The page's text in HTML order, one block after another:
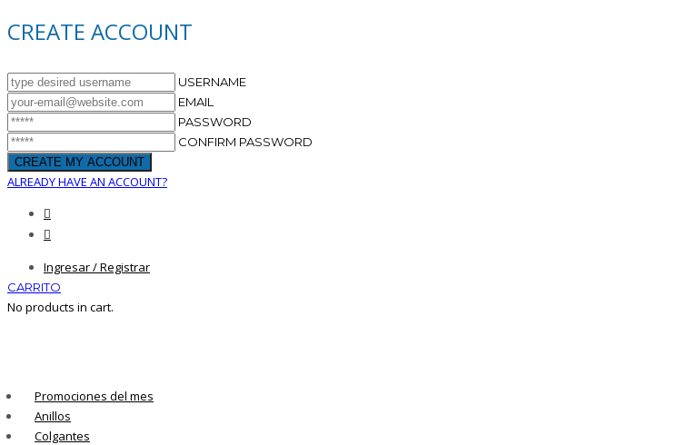
CREATE ACCOUNT
USERNAME
EMAIL
PASSWORD
CONFIRM PASSWORD
ALREADY HAVE AN ACCOUNT?
Ingresar / Registrar
CARRITO
No products in cart.
Promociones del mes
Anillos
Colgantes